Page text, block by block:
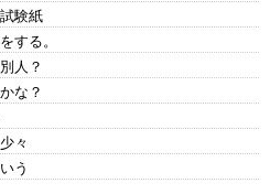
験紙
する。
人？
な？
々
う